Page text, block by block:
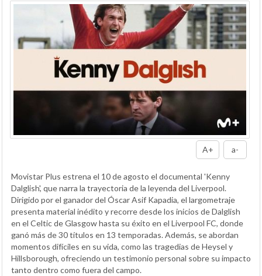
A+ a-
Movistar Plus estrena el 10 de agosto el documental 'Kenny
Dalglish', que narra la trayectoria de la leyenda del Liverpool.
Dirigido por el ganador del Óscar Asif Kapadia, el largometraje
presenta material inédito y recorre desde los inicios de Dalglish
en el Celtic de Glasgow hasta su éxito en el Liverpool FC, donde
ganó más de 30 títulos en 13 temporadas. Además, se abordan
momentos difíciles en su vida, como las tragedias de Heysel y
Hillsborough, ofreciendo un testimonio personal sobre su impacto
tanto dentro como fuera del campo.